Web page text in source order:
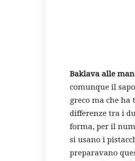
Baklava alle
comunque il
greco ma che
differenze tra i
forma, per il
si usano i
preparavano